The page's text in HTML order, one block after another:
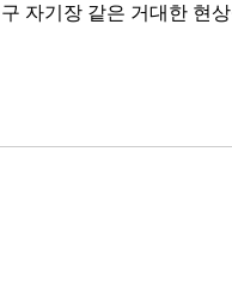
자기장 같은 거대한 현